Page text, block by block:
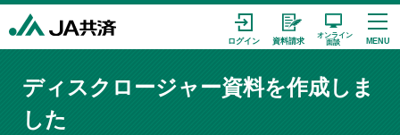
ディスクロージャー資料を作成しま
した